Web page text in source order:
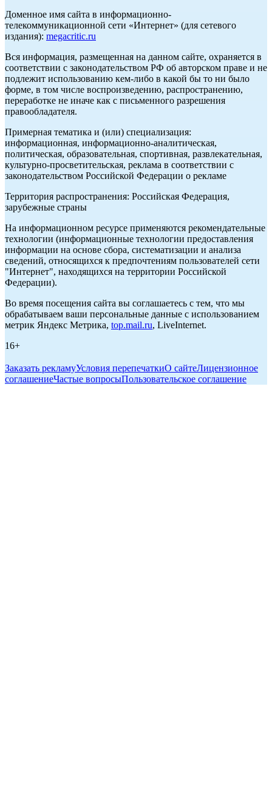
Доменное имя сайта в информационно-
телекоммуникационной сети «Интернет» (для сетевого
издания): megacritic.ru
Вся информация, размещенная на данном сайте, охраняется в
соответствии с законодательством РФ об авторском праве и не
подлежит использованию кем-либо в какой бы то ни было
форме, в том числе воспроизведению, распространению,
переработке не иначе как с письменного разрешения
правообладателя.
Примерная тематика и (или) специализация:
информационная, информационно-аналитическая,
политическая, образовательная, спортивная, развлекательная,
культурно-просветительская, реклама в соответствии с
законодательством Российской Федерации о рекламе
Территория распространения: Российская Федерация,
зарубежные страны
На информационном ресурсе применяются рекомендательные
технологии (информационные технологии предоставления
информации на основе сбора, систематизации и анализа
сведений, относящихся к предпочтениям пользователей сети
"Интернет", находящихся на территории Российской
Федерации).
Во время посещения сайта вы соглашаетесь с тем, что мы
обрабатываем ваши персональные данные с использованием
метрик Яндекс Метрика, top.mail.ru, LiveInternet.
16+
Заказать рекламуУсловия перепечаткиО сайтеЛицензионное
соглашениеЧастые вопросыПользовательское соглашение